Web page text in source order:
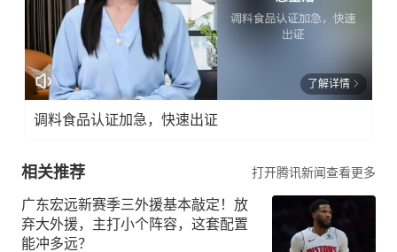
了解详情
调料食品认证加急，快速出证
相关推荐 打开腾讯新闻查看更多
广东宏远新赛季三外援基本敲定！放
弃大外援，主打小个阵容，这套配置
能冲多远？